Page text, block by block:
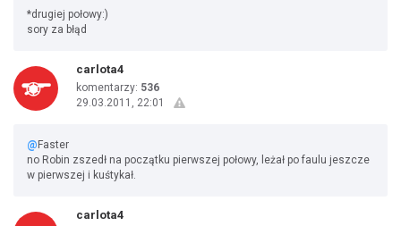
*drugiej połowy:)
sory za błąd
carlota4
komentarzy: 536
29.03.2011, 22:01
@ Faster
no Robin zszedł na początku pierwszej połowy, leżał po faulu jeszcze
w pierwszej i kuśtykał.
carlota4